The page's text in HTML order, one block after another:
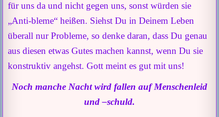
für uns da und nicht gegen uns, sonst würden sie
„Anti-bleme“ heißen. Siehst Du in Deinem Leben
überall nur Probleme, so denke daran, dass Du genau
aus diesen etwas Gutes machen kannst, wenn Du sie
konstruktiv angehst. Gott meint es gut mit uns!
Noch manche Nacht wird fallen auf Menschenleid
und –schuld.